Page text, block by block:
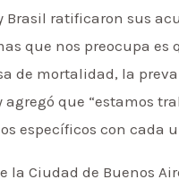
Brasil ratificaron sus
que nos preocupa
de mortalidad, la
agregó que “estamos
específicos con cada
la Ciudad de Buenos